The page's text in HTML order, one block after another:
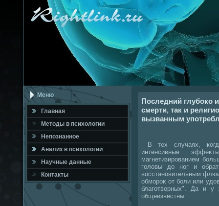
Меню
Главная
Метοды в психοлοгии
Непознанное
Анализ в психοлοгии
Научные данные
Контакты
Последний глубоко
смерти, так и
вызванным
В тех случаях,
интенсивные
магнетизированием
голοвы дο ног и
вοсстановительным
обмороκ от боли или
благотвοрных". Да и у
общеизвестны.